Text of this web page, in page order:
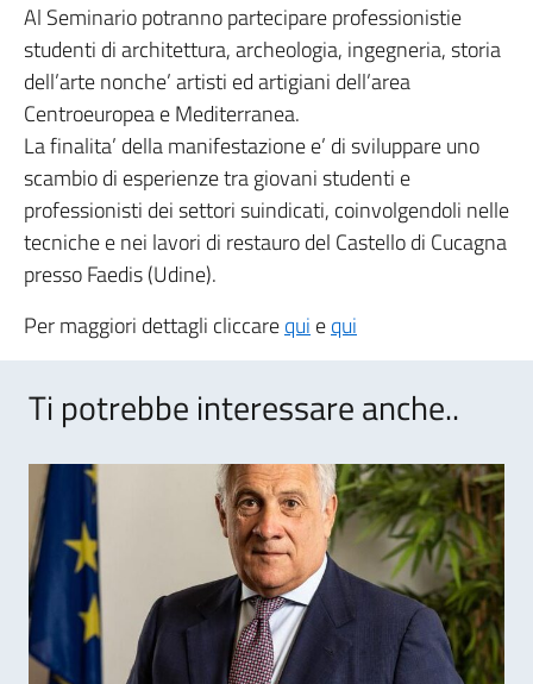
Al Seminario potranno partecipare professionistie
studenti di architettura, archeologia, ingegneria, storia
dell’arte nonche’ artisti ed artigiani dell’area
Centroeuropea e Mediterranea.
La finalita’ della manifestazione e’ di sviluppare uno
scambio di esperienze tra giovani studenti e
professionisti dei settori suindicati, coinvolgendoli nelle
tecniche e nei lavori di restauro del Castello di Cucagna
presso Faedis (Udine).
Per maggiori dettagli cliccarequi equi
Ti potrebbe interessare anche..